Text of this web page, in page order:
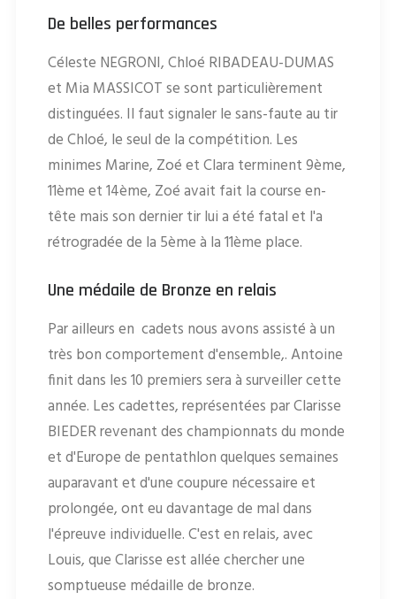
De belles performances
Céleste NEGRONI, Chloé RIBADEAU-DUMAS
et Mia MASSICOT se sont particulièrement
distinguées. Il faut signaler le sans-faute au tir
de Chloé, le seul de la compétition. Les
minimes Marine, Zoé et Clara terminent 9ème,
11ème et 14ème, Zoé avait fait la course en-
tête mais son dernier tir lui a été fatal et l'a
rétrogradée de la 5ème à la 11ème place.
Une médaile de Bronze en relais
Par ailleurs en cadets nous avons assisté à un
très bon comportement d'ensemble,. Antoine
finit dans les 10 premiers sera à surveiller cette
année. Les cadettes, représentées par Clarisse
BIEDER revenant des championnats du monde
et d'Europe de pentathlon quelques semaines
auparavant et d'une coupure nécessaire et
prolongée, ont eu davantage de mal dans
l'épreuve individuelle. C'est en relais, avec
Louis, que Clarisse est allée chercher une
somptueuse médaille de bronze.